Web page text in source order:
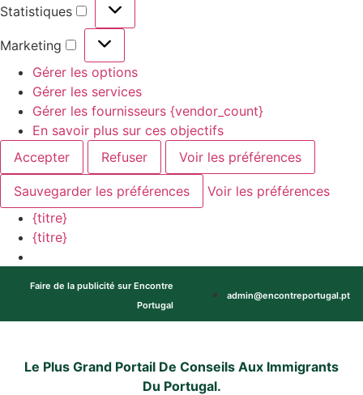
Statistiques
Marketing
Gérer les options
Gérer les services
Gérer les fournisseurs {vendor_count}
En savoir plus sur ces objectifs
Accepter
Refuser Voir les préférences
Sauvegarder les préférences
Voir les préférences
{titre}
{titre}
Faire de la publicité sur Encontre
Portugal
admin@encontreportugal.pt
Le Plus Grand Portail De Conseils Aux Immigrants
Du Portugal.